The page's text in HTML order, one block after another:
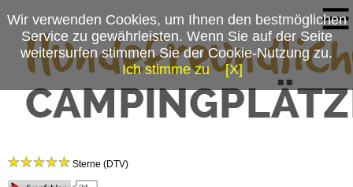
Campingplatzmenü
Anfahrt Sterne (DTV)
Wir verwenden Cookies, um Ihnen den bestmöglichen
Service zu gewährleisten. Wenn Sie auf der Seite
weitersurfen stimmen Sie der Cookie-Nutzung zu.
Ich stimme zu
[X]